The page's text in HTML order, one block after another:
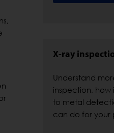
X-ray
Understand
inspection, how
to metal
can do for your